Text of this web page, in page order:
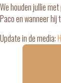
We houden jullie
Paco en wanneer
Update in de media: